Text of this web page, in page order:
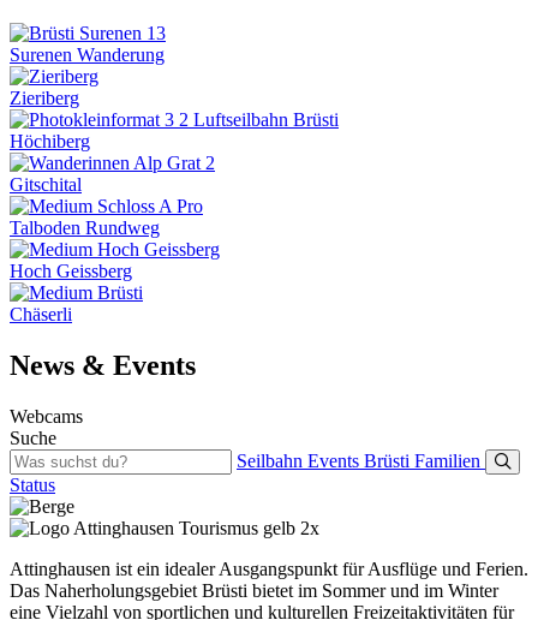
Surenen Wanderung
Zieriberg
Höchiberg
Gitschital
Talboden Rundweg
Hoch Geissberg
Chäserli
News & Events
Webcams
Suche
Seilbahn Events Brüsti Familien
Status
Attinghausen ist ein idealer Ausgangspunkt für Ausflüge und Ferien.
Das Naherholungsgebiet Brüsti bietet im Sommer und im Winter
eine Vielzahl von sportlichen und kulturellen Freizeitaktivitäten für